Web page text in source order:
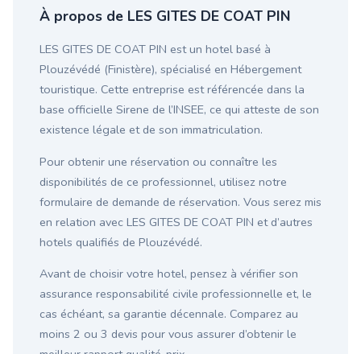
À propos de LES GITES DE COAT PIN
LES GITES DE COAT PIN est un hotel basé à
Plouzévédé (Finistère), spécialisé en Hébergement
touristique. Cette entreprise est référencée dans la
base officielle Sirene de l’INSEE, ce qui atteste de son
existence légale et de son immatriculation.
Pour obtenir une réservation ou connaître les
disponibilités de ce professionnel, utilisez notre
formulaire de demande de réservation. Vous serez mis
en relation avec LES GITES DE COAT PIN et d’autres
hotels qualifiés de Plouzévédé.
Avant de choisir votre hotel, pensez à vérifier son
assurance responsabilité civile professionnelle et, le
cas échéant, sa garantie décennale. Comparez au
moins 2 ou 3 devis pour vous assurer d’obtenir le